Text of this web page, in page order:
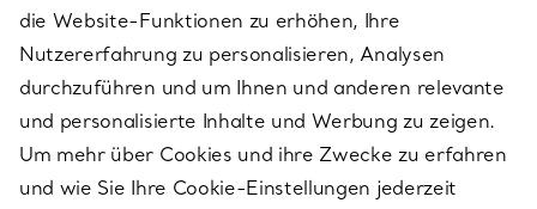
ÜBER TIFFANY & CO.
RECHTLICHE HINWEISE
die Website-Funktionen zu erhöhen, Ihre
Nutzererfahrung zu personalisieren, Analysen
durchzuführen und um Ihnen und anderen relevante
und personalisierte Inhalte und Werbung zu zeigen.
Um mehr über Cookies und ihre Zwecke zu erfahren
und wie Sie Ihre Cookie-Einstellungen jederzeit